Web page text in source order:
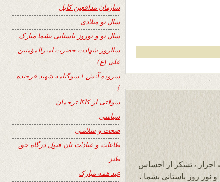
احرار ، تشکر از احساس
پاک تان. سروده زیبا و عالیست. سال نو ۱۳۹۶ و نور روز باستانی بشما ،
سازمان مدافعین کابل
سال نو میلادی
سال نو و نوروز باستانی بشما مبارک
سالروز شهادت حضرت امیرالمؤمنین
علی (ع)
سروده آتش { سوگنامه شهید فرخنده
}
سولاتی از کاکا ترجمان
سیاسی
صحت و سلامتی
طاعات و عبادات تان قبول درگاه حق
طنز
عید همه مبارک